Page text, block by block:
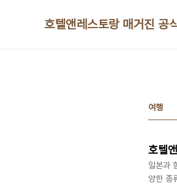
호텔앤레스토랑 매거진 공
여행
호텔
일본과
양한 종